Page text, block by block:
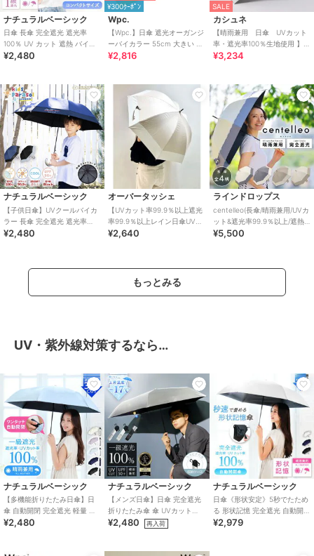
ナチュラルベーシック
日傘 長傘 完全遮光 遮光率
100％ UV カット 遮熱 バイカ
ラー ショートサイズ
¥2,480
¥300ｸｰﾎﾟﾝ
Wpc.
【Wpc.】日傘 遮光オーガンジ
ーバイカラー 55cm 大きい 完
全遮光 遮熱 晴雨兼用 長傘
¥2,816
SALE
カシュネ
【晴雨兼用 日傘 UVカット
率・遮光率100％生地使用 】
PU軽量バイカラー自動開閉折
¥3,234
ナチュラルベーシック
【子供日傘】UVクールバイカ
ラー 長傘 完全遮光 遮光率
100％ 熱中症対策 キッズ 小学
¥2,480
オーバータッシェ
【UVカット率99.9％以上遮光
率99.9％以上レイン日傘UVカ
ット】バイカラー長傘
¥2,640
ラインドロップス
centelleo(長傘/晴雨兼用/UVカ
ット&遮光率99.9％以上/遮熱/
バイカラー/レース)
¥5,500
もっとみる
UV・紫外線対策するなら…
ナチュラルベーシック
【多機能折りたたみ日傘】日
傘 自動開閉 完全遮光 軽量 大
きめ 耐風仕様 UV カット ワン
¥2,480
ナチュラルベーシック
【メンズ日傘】日傘 完全遮光
折りたたみ傘 傘 UVカット
100％ 耐風仕様 撥水 大きめ
¥2,480 再入荷
ナチュラルベーシック
日傘《形状安定》5秒でたため
る 形状記憶 完全遮光 自動開閉
レディース メンズ UVカット
¥2,979